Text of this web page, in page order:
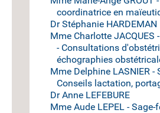
coordinatrice en
Dr Stéphanie HARDEMAN
Mme Charlotte JACQUES
- Consultations
échographies
Mme Delphine LASNIER -
Conseils lactation,
Dr Anne LEFEBURE
Mme Aude LEPEL - Sage-